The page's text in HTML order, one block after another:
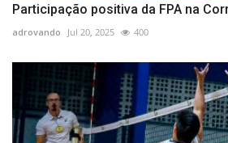
Participação positiva da FPA na
adrovando Jul 20, 2025 400